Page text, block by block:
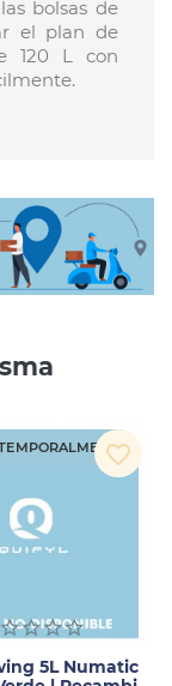
bolsas de
el plan de
120 L con
5L Numatic
favorite_border